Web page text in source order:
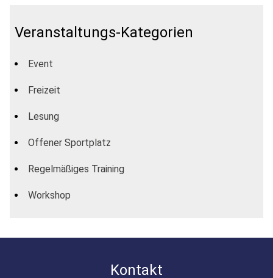
Veranstaltungs-Kategorien
Event
Freizeit
Lesung
Offener Sportplatz
Regelmäßiges Training
Workshop
Kontakt